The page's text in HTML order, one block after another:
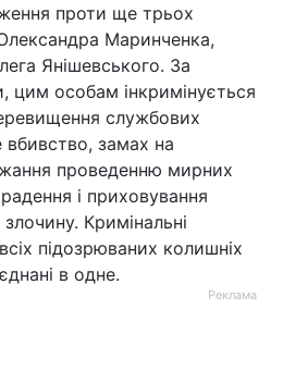
проти ще трьох
Маринченка,
Янішевського. За
цим особам інкримінується
службових
вбивство, замах на
проведенню мирних
і приховування
Кримінальні
підозрюваних колишніх
в одне.
Реклама